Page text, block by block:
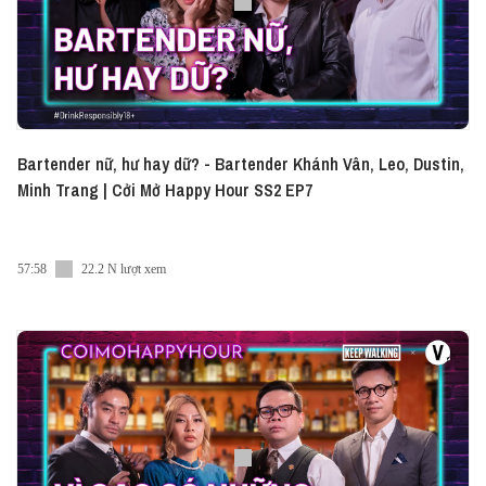
Bartender nữ, hư hay dữ? - Bartender Khánh Vân, Leo, Dustin,
Minh Trang | Cởi Mở Happy Hour SS2 EP7
57:58 22.2 N lượt xem